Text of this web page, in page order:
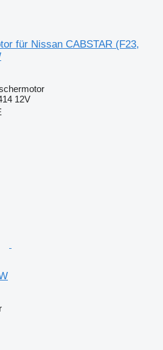
für Nissan CABSTAR (F23,
12V